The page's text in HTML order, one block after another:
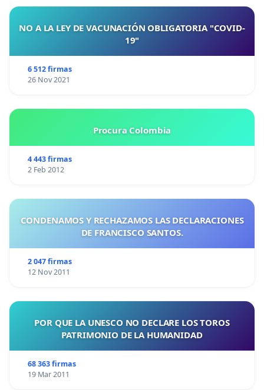
NO A LA LEY DE VACUNACIÓN OBLIGATORIA "COVID-
19"
6 512 firmas
26 Nov 2021
Procura Colombia
4 443 firmas
2 Feb 2012
CONDENAMOS Y RECHAZAMOS LAS DECLARACIONES
DE FRANCISCO SANTOS.
2 047 firmas
12 Nov 2011
POR QUE LA UNESCO NO DECLARE LOS TOROS
PATRIMONIO DE LA HUMANIDAD
68 363 firmas
19 Mar 2011